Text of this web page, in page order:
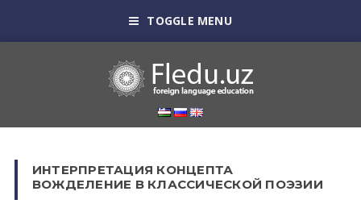
TOGGLE MENU
ИНТЕРПРЕТАЦИЯ КОНЦЕПТА
ВОЖДЕЛЕНИЕ В КЛАССИЧЕСКОЙ ПОЭЗИИ